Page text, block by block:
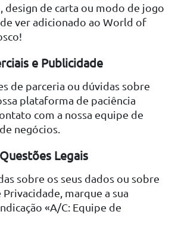
design de carta ou modo de jogo
ver adicionado ao World of
e Publicidade
de parceria ou dúvidas sobre
plataforma de paciência
com a nossa equipe de
negócios.
Legais
sobre os seus dados ou sobre
marque a sua
«A/C: Equipe de